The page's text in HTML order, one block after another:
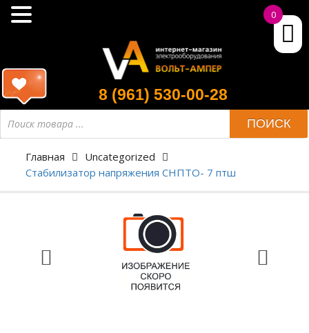
8 (961) 530-00-28
ПОИСК
Главная
Uncategorized
Стабилизатор напряжения СНПТО- 7 птш
0